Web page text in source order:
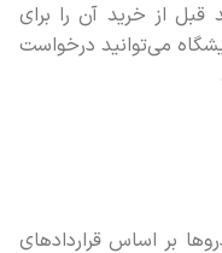
از خرید آن را برای
می‌توانید درخواست
بر اساس قراردادهای